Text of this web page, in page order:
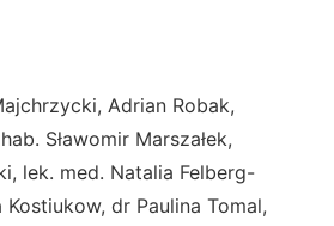
Adrian Robak,
Sławomir Marszałek,
lek. med. Natalia Felberg-
dr Paulina Tomal,